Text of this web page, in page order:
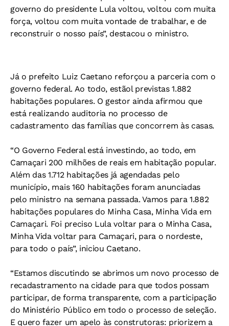
governo do presidente Lula voltou, voltou com muita
força, voltou com muita vontade de trabalhar, e de
reconstruir o nosso país”, destacou o ministro.
Já o prefeito Luiz Caetano reforçou a parceria com o
governo federal. Ao todo, estãol previstas 1.882
habitações populares. O gestor ainda afirmou que
está realizando auditoria no processo de
cadastramento das famílias que concorrem às casas.
“O Governo Federal está investindo, ao todo, em
Camaçari 200 milhões de reais em habitação popular.
Além das 1.712 habitações já agendadas pelo
município, mais 160 habitações foram anunciadas
pelo ministro na semana passada. Vamos para 1.882
habitações populares do Minha Casa, Minha Vida em
Camaçari. Foi preciso Lula voltar para o Minha Casa,
Minha Vida voltar para Camaçari, para o nordeste,
para todo o país”, iniciou Caetano.
“Estamos discutindo se abrimos um novo processo de
recadastramento na cidade para que todos possam
participar, de forma transparente, com a participação
do Ministério Público em todo o processo de seleção.
E quero fazer um apelo às construtoras: priorizem a